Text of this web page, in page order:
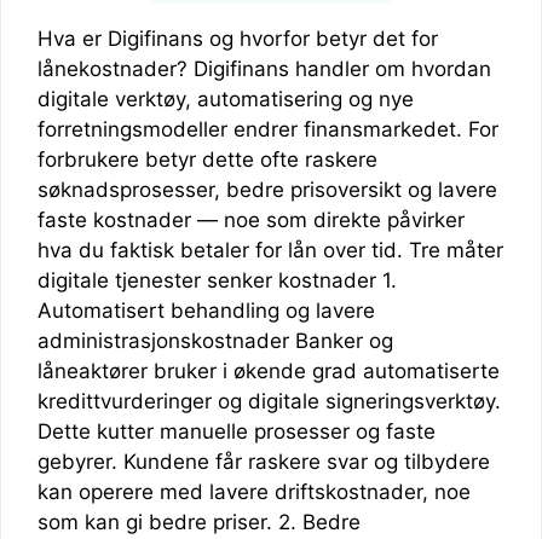
Hva er Digifinans og hvorfor betyr det for
lånekostnader? Digifinans handler om hvordan
digitale verktøy, automatisering og nye
forretningsmodeller endrer finansmarkedet. For
forbrukere betyr dette ofte raskere
søknadsprosesser, bedre prisoversikt og lavere
faste kostnader — noe som direkte påvirker
hva du faktisk betaler for lån over tid. Tre måter
digitale tjenester senker kostnader 1.
Automatisert behandling og lavere
administrasjonskostnader Banker og
låneaktører bruker i økende grad automatiserte
kredittvurderinger og digitale signeringsverktøy.
Dette kutter manuelle prosesser og faste
gebyrer. Kundene får raskere svar og tilbydere
kan operere med lavere driftskostnader, noe
som kan gi bedre priser. 2. Bedre